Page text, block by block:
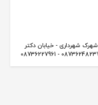
شهرداری - خیابان دکتر